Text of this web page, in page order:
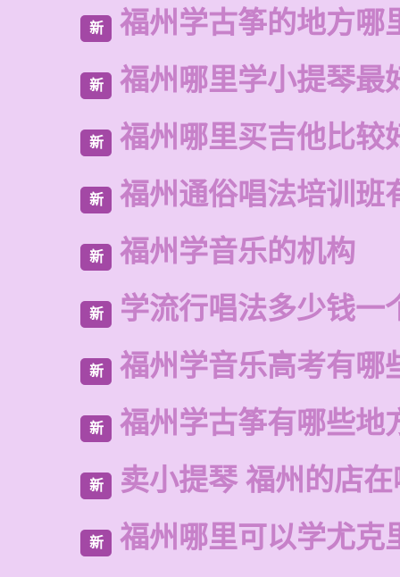
新 福州学古筝的地方哪
新 福州哪里学小提琴最
新 福州哪里买吉他比较
新 福州通俗唱法培训班
新 福州学音乐的机构
新 学流行唱法多少钱一
新 福州学音乐高考有哪
新 福州学古筝有哪些地
新 卖小提琴 福州的店
新 福州哪里可以学尤克